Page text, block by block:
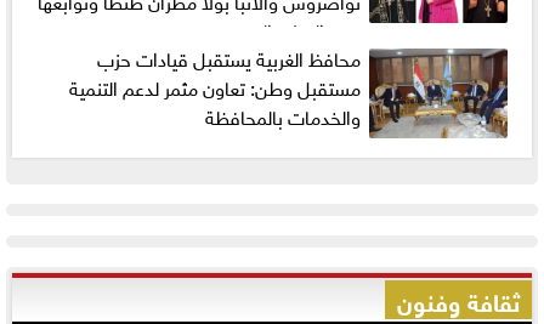
بعيد الميلاد المجيد
محافظ الغربية يستقبل قيادات حزب
مستقبل وطن: تعاون مثمر لدعم التنمية
والخدمات بالمحافظة
ثقافة وفنون